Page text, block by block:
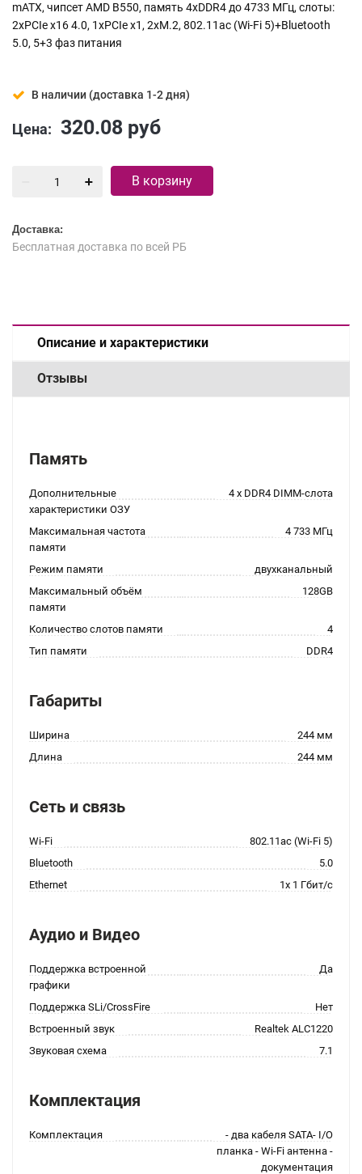
mATX, чипсет AMD B550, память 4xDDR4 до 4733 МГц, слоты:
2xPCIe x16 4.0, 1xPCIe x1, 2xM.2, 802.11ac (Wi-Fi 5)+Bluetooth
5.0, 5+3 фаз питания
В наличии (доставка 1-2 дня)
Цена: 320.08 руб
В корзину
Доставка:
Бесплатная доставка по всей РБ
Описание и характеристики
Отзывы
Память
Дополнительные
характеристики ОЗУ
4 x DDR4 DIMM-слота
Максимальная частота
памяти
4 733 МГц
Режим памяти
двухканальный
Максимальный объём
памяти
128GB
Количество слотов памяти
4
Тип памяти
DDR4
Габариты
Ширина
244 мм
Длина
244 мм
Сеть и связь
Wi-Fi
802.11ac (Wi-Fi 5)
Bluetooth
5.0
Ethernet
1x 1 Гбит/с
Аудио и Видео
Поддержка встроенной
графики
Да
Поддержка SLi/CrossFire
Нет
Встроенный звук
Realtek ALC1220
Звуковая схема
7.1
Комплектация
Комплектация
- два кабеля SATA- I/O
планка - Wi-Fi антенна -
документация